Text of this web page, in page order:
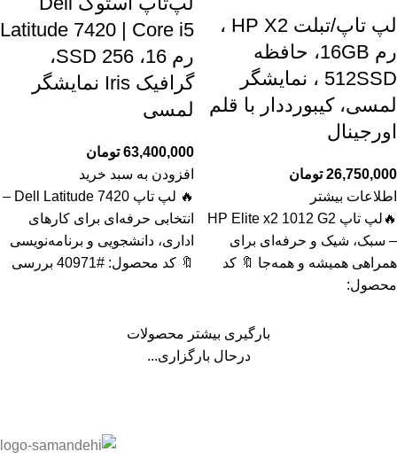
لپ تاپ/تبلت HP X2 ،
رم 16GB، حافظه
512SSD ، نمایشگر
لمسی، کیبورددار با قلم
اورجینال
26,750,000 تومان
اطلاعات بیشتر
🔥لپ تاپ HP Elite x2 1012 G2
– سبک، شیک و حرفه‌ای برای
همراهی همیشه و همه‌جا 🔖 کد
محصول:
Latitude 7420 | Core i5
رم 16، SSD 256،
گرافیک Iris نمایشگر
لمسی
63,400,000 تومان
افزودن به سبد خرید
🔥 لپ تاپ Dell Latitude 7420 –
انتخابی حرفه‌ای برای کارهای
اداری، دانشجویی و برنامه‌نویسی
🔖 کد محصول: #40971 بررسی
بارگیری بیشتر محصولات
درحال بارگزاری...